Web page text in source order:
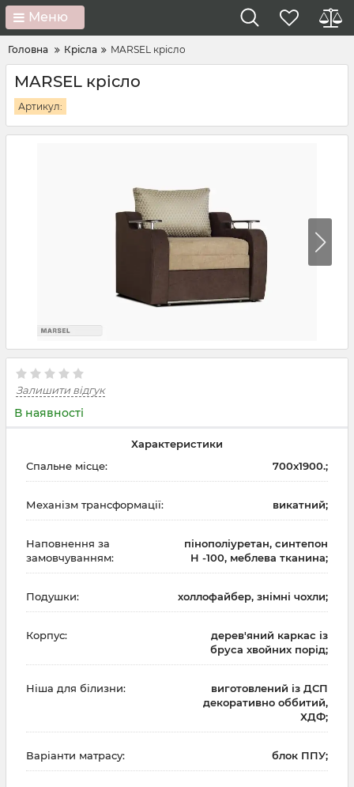
Меню
Головна Крісла MARSEL крісло
MARSEL крісло
Артикул:
Залишити відгук
В наявності
Характеристики
Спальне місце:
700x1900.;
Механізм трансформації: викатний;
Наповнення за
замовчуванням:
пінополіуретан, синтепон
H -100, меблева тканина;
Подушки: холлофайбер, знімні чохли;
Корпус:
дерев'яний каркас із
бруса хвойних порід;
Ніша для білизни:
виготовлений із ДСП
декоративно оббитий,
ХДФ;
Варіанти матрасу: блок ППУ;